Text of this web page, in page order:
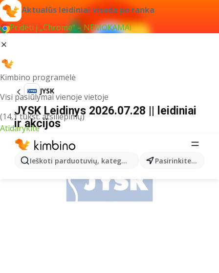
Aktualūs leidiniai visada po ranka
Pridėti į „Chrome“ – NEMOKAMAI
Kimbino programėlė
Visi pasiūlymai vienoje vietoje
(14,1 tūkst. atsiliepimų)
Atidarykite
Ieškoti parduotuvių, kategorijų, produktų... Pasirinkite miestą
JYSK
JYSK Leidinys 2026.07.28 || leidiniai
ir akcijos